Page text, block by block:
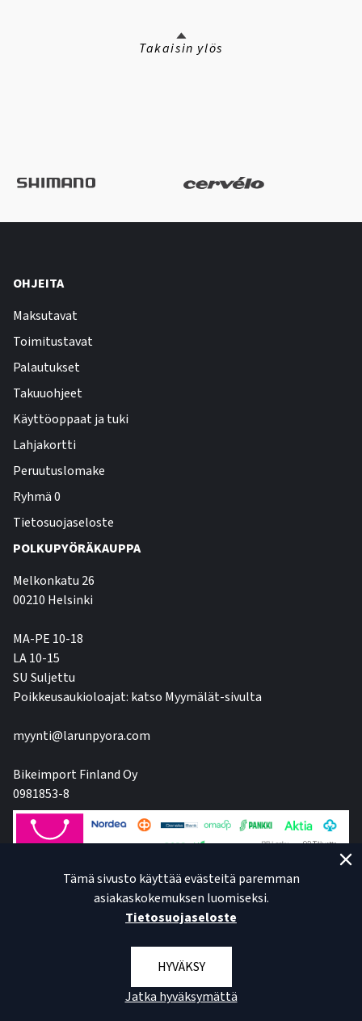
Takaisin ylös
OHJEITA
Maksutavat
Toimitustavat
Palautukset
Takuuohjeet
Käyttöoppaat ja tuki
Lahjakortti
Peruutuslomake
Ryhmä 0
Tietosuojaseloste
POLKUPYÖRÄKAUPPA
Melkonkatu 26
00210 Helsinki
MA-PE 10-18
LA 10-15
SU Suljettu
Poikkeusaukioloajat: katso Myymälät-sivulta
myynti@larunpyora.com
Bikeimport Finland Oy
0981853-8
Tämä sivusto käyttää evästeitä paremman
asiakaskokemuksen luomiseksi.
Tietosuojaseloste
HYVÄKSY
Jatka hyväksymättä